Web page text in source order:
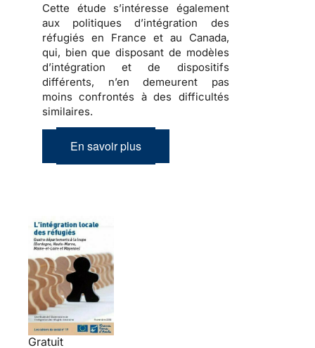
Cette étude s’intéresse également
aux politiques d’intégration des
réfugiés en France et au Canada,
qui, bien que disposant de modèles
d’intégration et de dispositifs
différents, n’en demeurent pas
moins confrontés à des difficultés
similaires.
En savoir plus
Gratuit